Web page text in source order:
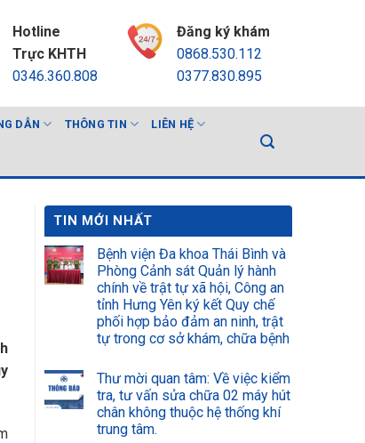
Hotline
Trực KHTH
0346.360.808
Đăng ký khám
0868.530.112
0377.830.895
DẪN THÔNG TIN LIÊN HỆ
TIN MỚI NHẤT
Bệnh viện Đa khoa Thái Bình và
Phòng Cảnh sát Quản lý hành
chính về trật tự xã hội, Công an
tỉnh Hưng Yên ký kết Quy chế
phối hợp bảo đảm an ninh, trật
tự trong cơ sở khám, chữa bệnh
Thư mời quan tâm: Về việc kiểm
tra, tư vấn sửa chữa 02 máy hút
chân không thuộc hệ thống khí
trung tâm.